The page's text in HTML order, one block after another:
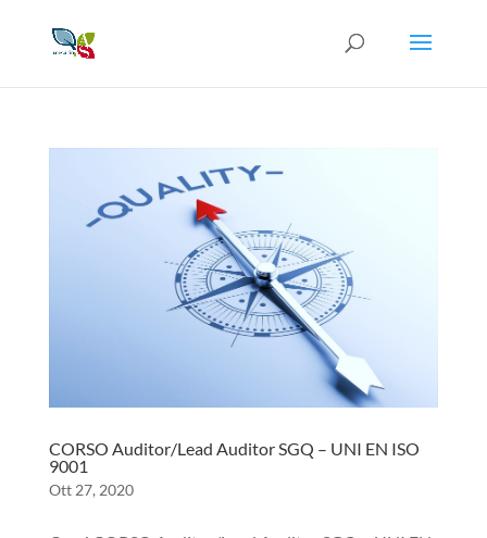
CORSO Auditor/Lead Auditor SGQ – UNI EN ISO
9001
Ott 27, 2020